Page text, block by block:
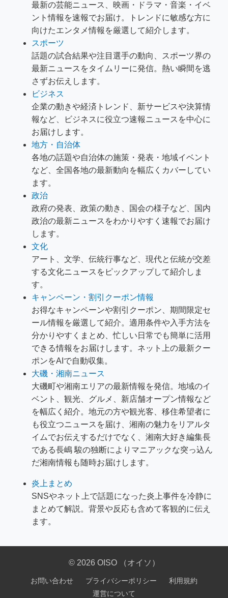
最新の芸能ニュース、映画・ドラマ・音楽・イベ
ント情報を速報でお届け。トレンドに敏感な方に
向けたエンタメ情報を厳選して紹介します。
スポーツ
話題の試合結果や注目選手の動向、スポーツ界の
最新ニュースをタイムリーに発信。熱い瞬間を逃
さずお伝えします。
ビジネス
企業の動きや経済トレンド、新サービスや決算情
報など、ビジネスに役立つ速報ニュースを中心に
お届けします。
地方・自治体
各地の話題や自治体の施策・発表・地域イベント
など、全国各地の最新動向を幅広くカバーしてい
ます。
政治
政府の発表、政策の動き、国会の様子など、国内
政治の最新ニュースをわかりやすく速報でお届け
します。
文化
アート、文学、伝統行事など、現代と伝統が交差
する文化ニュースをピックアップして紹介しま
す。
キャンペーン・割引クーポン情報
お得なキャンペーンや割引クーポン、期間限定セ
ール情報を厳選して紹介。適用条件や入手方法を
分かりやすくまとめ、忙しい日常でも簡単に活用
できる情報をお届けします。ネット上の最新クー
ポンをAIで自動収集。
大磯・湘南ニュース
大磯町や湘南エリアの最新情報を発信。地域のイ
ベント、観光、グルメ、新店舗オープン情報など
を幅広く紹介。地元の方や観光客、移住希望者に
も役立つニュースを届け、湘南の魅力をリアルタ
イムでお伝えするだけでなく、湘南大好き編集長
である長嶋 駿の独断によりマニアックな突っ込ん
だ湘南情報も随時お届けします。
炎上まとめ
SNSやネット上で話題になった炎上事件を冷静に
まとめて解説。背景や反応も含めて客観的に伝え
ます。
© 2026 OISO （オイソ）
お問い合わせ プライバシーポリシー
利用規約
運営について